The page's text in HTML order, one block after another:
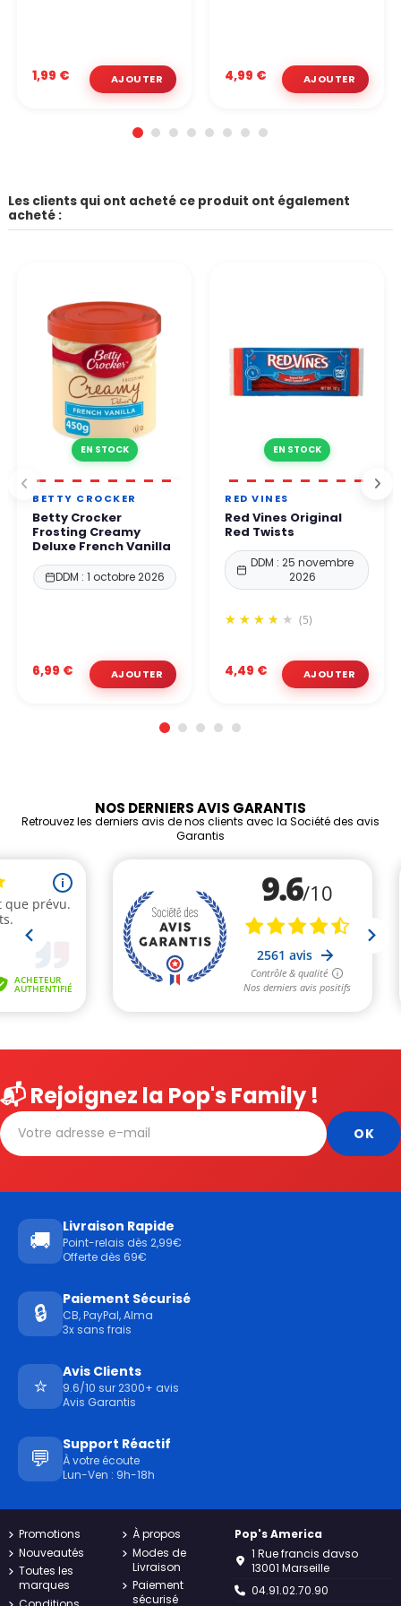
1,99 € 4,99 €
Les clients qui ont acheté ce produit ont également
acheté :
EN STOCK
BETTY CROCKER
Betty Crocker
Frosting Creamy
Deluxe French Vanilla
DDM : 1 octobre 2026
6,99 €
EN STOCK
RED VINES
Red Vines Original
Red Twists
DDM : 25 novembre
2026
(5)
4,49 €
NOS DERNIERS AVIS GARANTIS
Retrouvez les derniers avis de nos clients avec la Société des avis
Garantis
📬 Rejoignez la Pop's Family !
🚚
Livraison Rapide
Point-relais dès 2,99€
Offerte dès 69€
🔒
Paiement Sécurisé
CB, PayPal, Alma
3x sans frais
⭐
Avis Clients
9.6/10 sur 2300+ avis
Avis Garantis
💬
Support Réactif
À votre écoute
Lun-Ven : 9h-18h
Promotions
Nouveautés
Toutes les
marques
À propos
Modes de
Livraison
Paiement
sécurisé
Pop's America
1 Rue francis davso
13001 Marseille
04.91.02.70.90